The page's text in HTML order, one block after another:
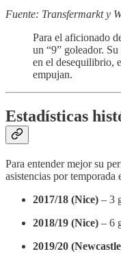
Fuente: Transfermarkt y
Para el aficionado
un “9” goleador.
en el desequilibrio,
empujan.
Estadísticas
Para entender mejor su
asistencias por temporada
2017/18 (Nice) – 3
2018/19 (Nice) – 6
2019/20